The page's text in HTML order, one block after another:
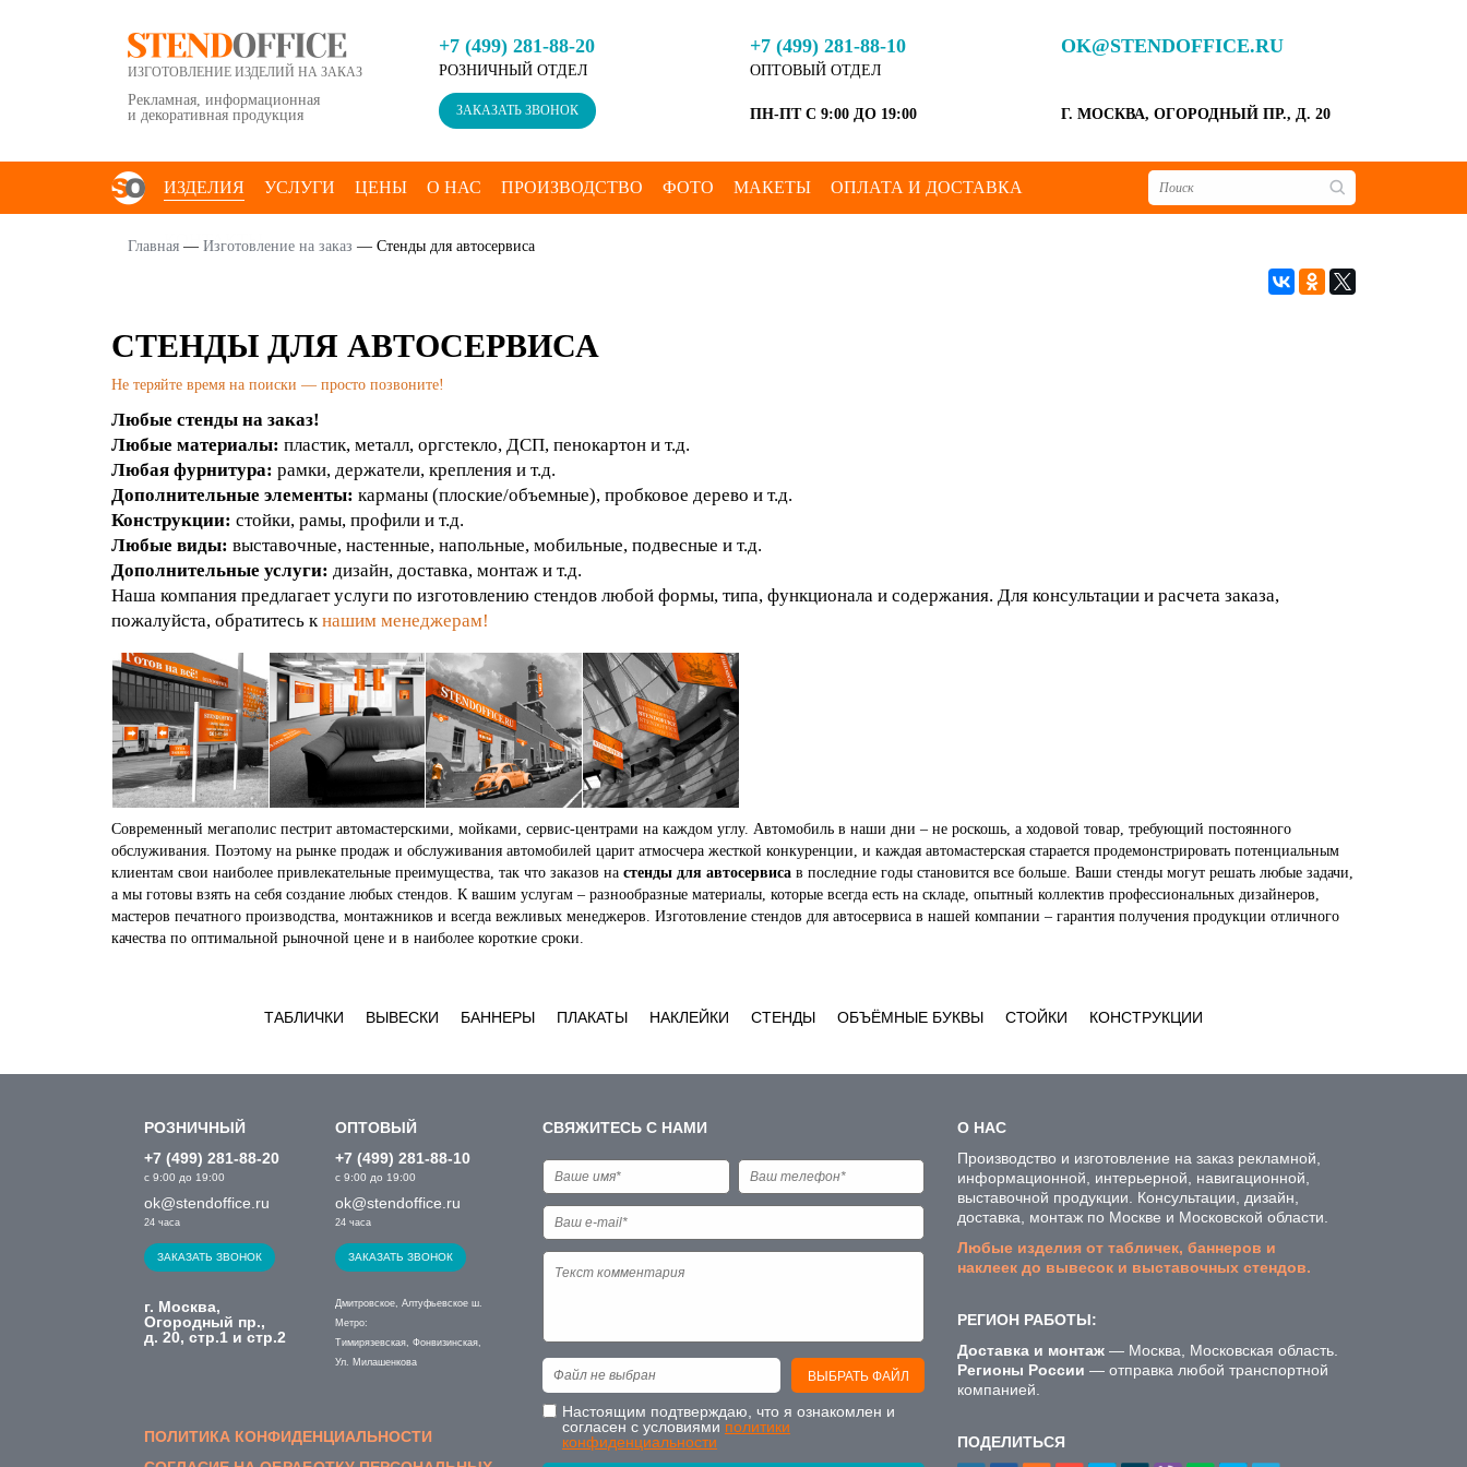
ИЗГОТОВЛЕНИЕ ИЗДЕЛИЙ НА ЗАКАЗ
Рекламная, информационная
и декоративная продукция
+7 (499) 281-88-20
РОЗНИЧНЫЙ ОТДЕЛ
ЗАКАЗАТЬ ЗВОНОК
+7 (499) 281-88-10
ОПТОВЫЙ ОТДЕЛ
ПН-ПТ С 9:00 ДО 19:00
OK@STENDOFFICE.RU
Г. МОСКВА, ОГОРОДНЫЙ ПР., Д. 20
ИЗДЕЛИЯ УСЛУГИ ЦЕНЫ О НАС ПРОИЗВОДСТВО ФОТО МАКЕТЫ ОПЛАТА И ДОСТАВКА
КОНТАКТЫ
Главная — Изготовление на заказ — Стенды для автосервиса
СТЕНДЫ ДЛЯ АВТОСЕРВИСА
Не теряйте время на поиски — просто позвоните!
Любые стенды на заказ!
Любые материалы: пластик, металл, оргстекло, ДСП, пенокартон и т.д.
Любая фурнитура: рамки, держатели, крепления и т.д.
Дополнительные элементы: карманы (плоские/объемные), пробковое дерево и т.д.
Конструкции: стойки, рамы, профили и т.д.
Любые виды: выставочные, настенные, напольные, мобильные, подвесные и т.д.
Дополнительные услуги: дизайн, доставка, монтаж и т.д.
Наша компания предлагает услуги по изготовлению стендов любой формы, типа, функционала и содержания. Для консультации и расчета заказа,
пожалуйста, обратитесь кнашим менеджерам!
Современный мегаполис пестрит автомастерскими, мойками, сервис-центрами на каждом углу. Автомобиль в наши дни – не роскошь, а ходовой товар, требующий постоянного
обслуживания. Поэтому на рынке продаж и обслуживания автомобилей царит атмосчера жесткой конкуренции, и каждая автомастерская старается продемонстрировать потенциальным
клиентам свои наиболее привлекательные преимущества, так что заказов на стенды для автосервиса в последние годы становится все больше. Ваши стенды могут решать любые задачи,
а мы готовы взять на себя создание любых стендов. К вашим услугам – разнообразные материалы, которые всегда есть на складе, опытный коллектив профессиональных дизайнеров,
мастеров печатного производства, монтажников и всегда вежливых менеджеров. Изготовление стендов для автосервиса в нашей компании – гарантия получения продукции отличного
качества по оптимальной рыночной цене и в наиболее короткие сроки.
ТАБЛИЧКИ ВЫВЕСКИ БАННЕРЫ ПЛАКАТЫ НАКЛЕЙКИ СТЕНДЫ ОБЪЁМНЫЕ БУКВЫ СТОЙКИ КОНСТРУКЦИИ
РОЗНИЧНЫЙ
+7 (499) 281-88-20
с 9:00 до 19:00
ok@stendoffice.ru
24 часа
ЗАКАЗАТЬ ЗВОНОК
ОПТОВЫЙ
+7 (499) 281-88-10
с 9:00 до 19:00
ok@stendoffice.ru
24 часа
ЗАКАЗАТЬ ЗВОНОК
г. Москва,
Огородный пр.,
д. 20, стр.1 и стр.2
Дмитровское, Алтуфьевское ш.
Метро:
Тимирязевская, Фонвизинская,
Ул. Милашенкова
ПОЛИТИКА КОНФИДЕНЦИАЛЬНОСТИ
СВЯЖИТЕСЬ С НАМИ
ВЫБРАТЬ ФАЙЛ
Файл не выбран
Настоящим подтверждаю, что я ознакомлен и
согласен с условиями политики
конфиденциальности
О НАС
Производство и изготовление на заказ рекламной,
информационной, интерьерной, навигационной,
выставочной продукции. Консультации, дизайн,
доставка, монтаж по Москве и Московской области.
Любые изделия от табличек, баннеров и
наклеек до вывесок и выставочных стендов.
РЕГИОН РАБОТЫ:
Доставка и монтаж — Москва, Московская область.
Регионы России — отправка любой транспортной
компанией.
ПОДЕЛИТЬСЯ